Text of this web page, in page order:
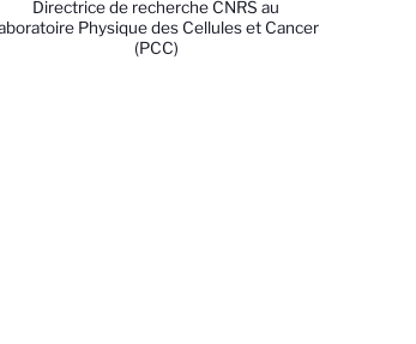
Directrice de recherche CNRS au
Physique des Cellules et Cancer
(PCC)
Personnalisez vos préférences